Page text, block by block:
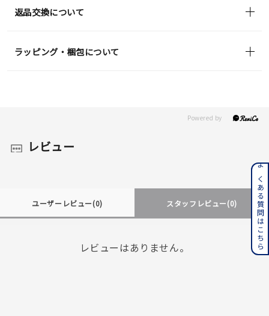
返品交換について
ラッピング・梱包について
レビュー
ユーザーレビュー(0) スタッフレビュー(0)
レビューはありません。 よくある質問はこちら